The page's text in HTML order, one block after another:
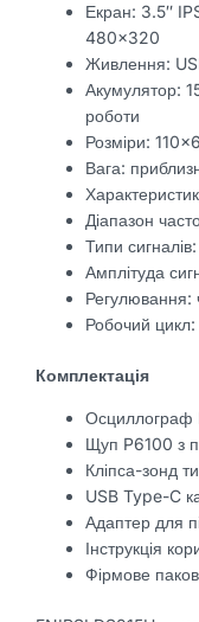
Екран: 3.5″
480×320
Живлення:
Акумулятор:
роботи
Розміри:
Вага:
Діапазон
Типи
Амплітуда
Регулювання:
Робочий
Комплектація
Осциллограф
Щуп P6100 з
Кліпса-зонд
USB Type-C
Адаптер для
Інструкція
Фірмове